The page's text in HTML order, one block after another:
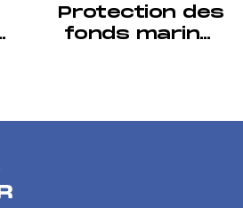
Protection des
fonds marins :
l’exploitation